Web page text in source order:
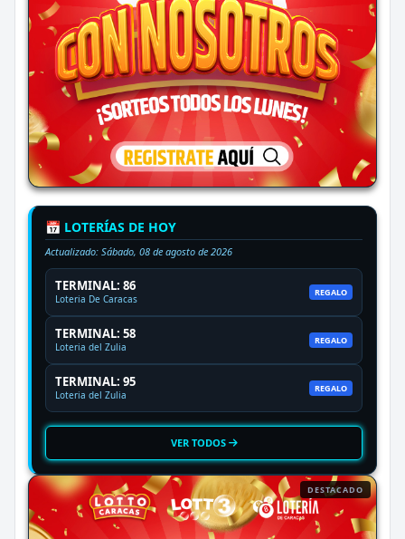
📅 LOTERÍAS DE HOY
Actualizado: Sábado, 08 de agosto de 2026
TERMINAL: 86
Loteria De Caracas
REGALO
TERMINAL: 58
Loteria del Zulia
REGALO
TERMINAL: 95
Loteria del Zulia
REGALO
VER TODOS
DESTACADO